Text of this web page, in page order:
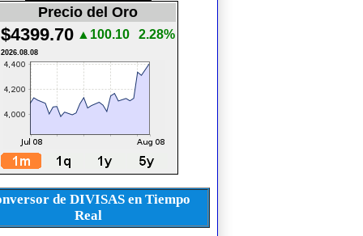
Precio del Oro
$4399.70 ▲100.10 2.28%
2026.08.08
de DIVISAS en Tiempo
Real